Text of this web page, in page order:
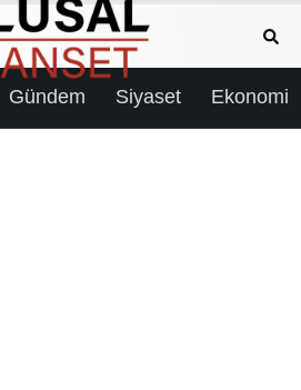
Gündem Siyaset Ekonomi